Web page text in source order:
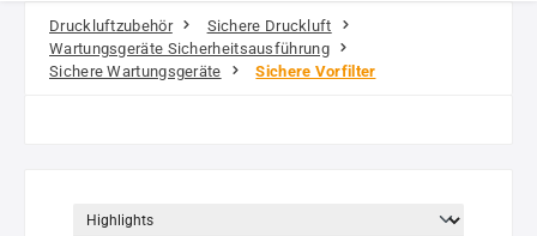
Druckluftzubehör
Sichere Druckluft
Wartungsgeräte Sicherheitsausführung
Sichere Wartungsgeräte
Sichere Vorfilter